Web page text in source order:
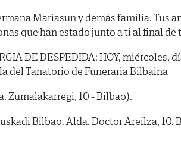
Mariasun y demás familia. Tus
que han estado junto a ti al final de
DE DESPEDIDA: HOY, miércoles,
del Tanatorio de Funeraria Bilbaina
Zumalakarregi, 10 - Bilbao).
Bilbao. Alda. Doctor Areilza, 10.